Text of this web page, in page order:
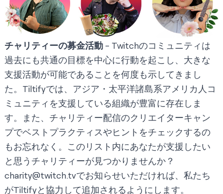
チャリティーの募金活動 - Twitchのコミュニティは
過去にも共通の目標を中心に行動を起こし、大きな
支援活動が可能であることを何度も示してきまし
た。 Tiltifyでは、アジア・太平洋諸島系アメリカ人コ
ミュニティを支援している組織が豊富に存在しま
す。また、 チャリティー配信のクリエイターキャン
プでベストプラクティスやヒントをチェックするの
もお忘れなく。このリスト内にあなたが支援したい
と思うチャリティーが見つかりませんか？
charity@twitch.tvでお知らせいただければ、私たち
がTiltifyと協力して追加されるようにします。